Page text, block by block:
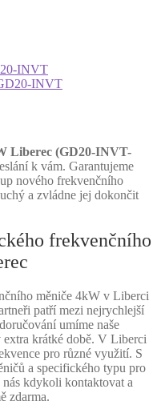
INVT
INVT
Liberec (GD20-INVT-
k vám. Garantujeme
nového frekvenčního
a zvládne jej dokončit
frekvenčního
měniče 4kW v Liberci
patří mezi nejrychlejší
umíme naše
krátké době. V Liberci
pro různé využití. S
a specifického typu pro
kdykoli kontaktovat a
zdarma.